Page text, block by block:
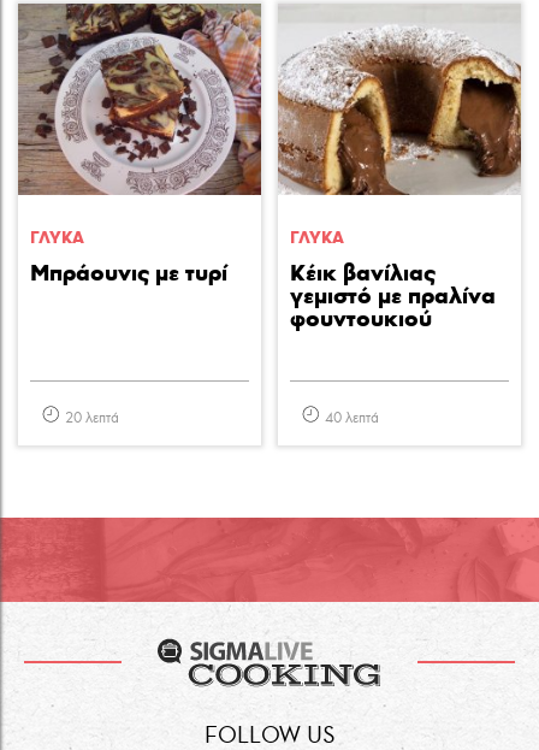
ΓΛΥΚA
Μπράουνις με τυρί
20 λεπτά
ΓΛΥΚA
Κέικ βανίλιας
γεμιστό με πραλίνα
φουντουκιού
40 λεπτά
FOLLOW US